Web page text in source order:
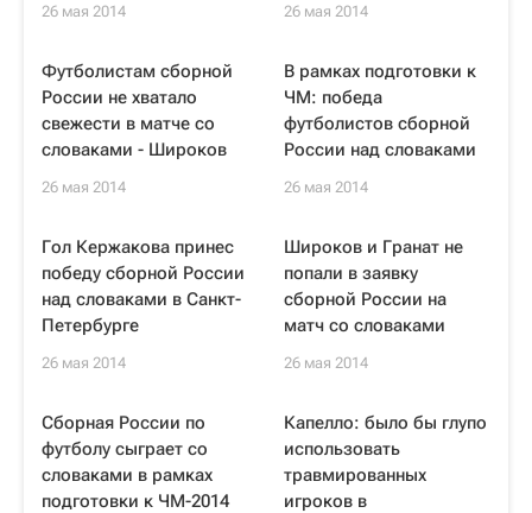
26 мая 2014 26 мая 2014
Футболистам сборной
России не хватало
свежести в матче со
словаками - Широков
26 мая 2014
В рамках подготовки к
ЧМ: победа
футболистов сборной
России над словаками
26 мая 2014
Гол Кержакова принес
победу сборной России
над словаками в Санкт-
Петербурге
26 мая 2014
Широков и Гранат не
попали в заявку
сборной России на
матч со словаками
26 мая 2014
Сборная России по
футболу сыграет со
словаками в рамках
подготовки к ЧМ-2014
Капелло: было бы глупо
использовать
травмированных
игроков в